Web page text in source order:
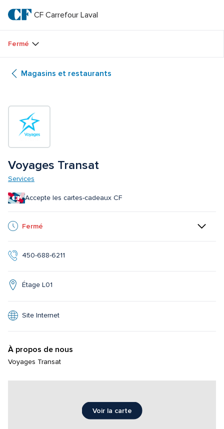
texte
principal
CF
Carrefour
Laval
CF Carrefour Laval
Fermé
Magasins et restaurants
Voyages Transat
Services
Accepte les cartes-cadeaux CF
Fermé
450-688-6211
Étage L01
Site Internet
À propos de nous
Voyages Transat
Voir la carte